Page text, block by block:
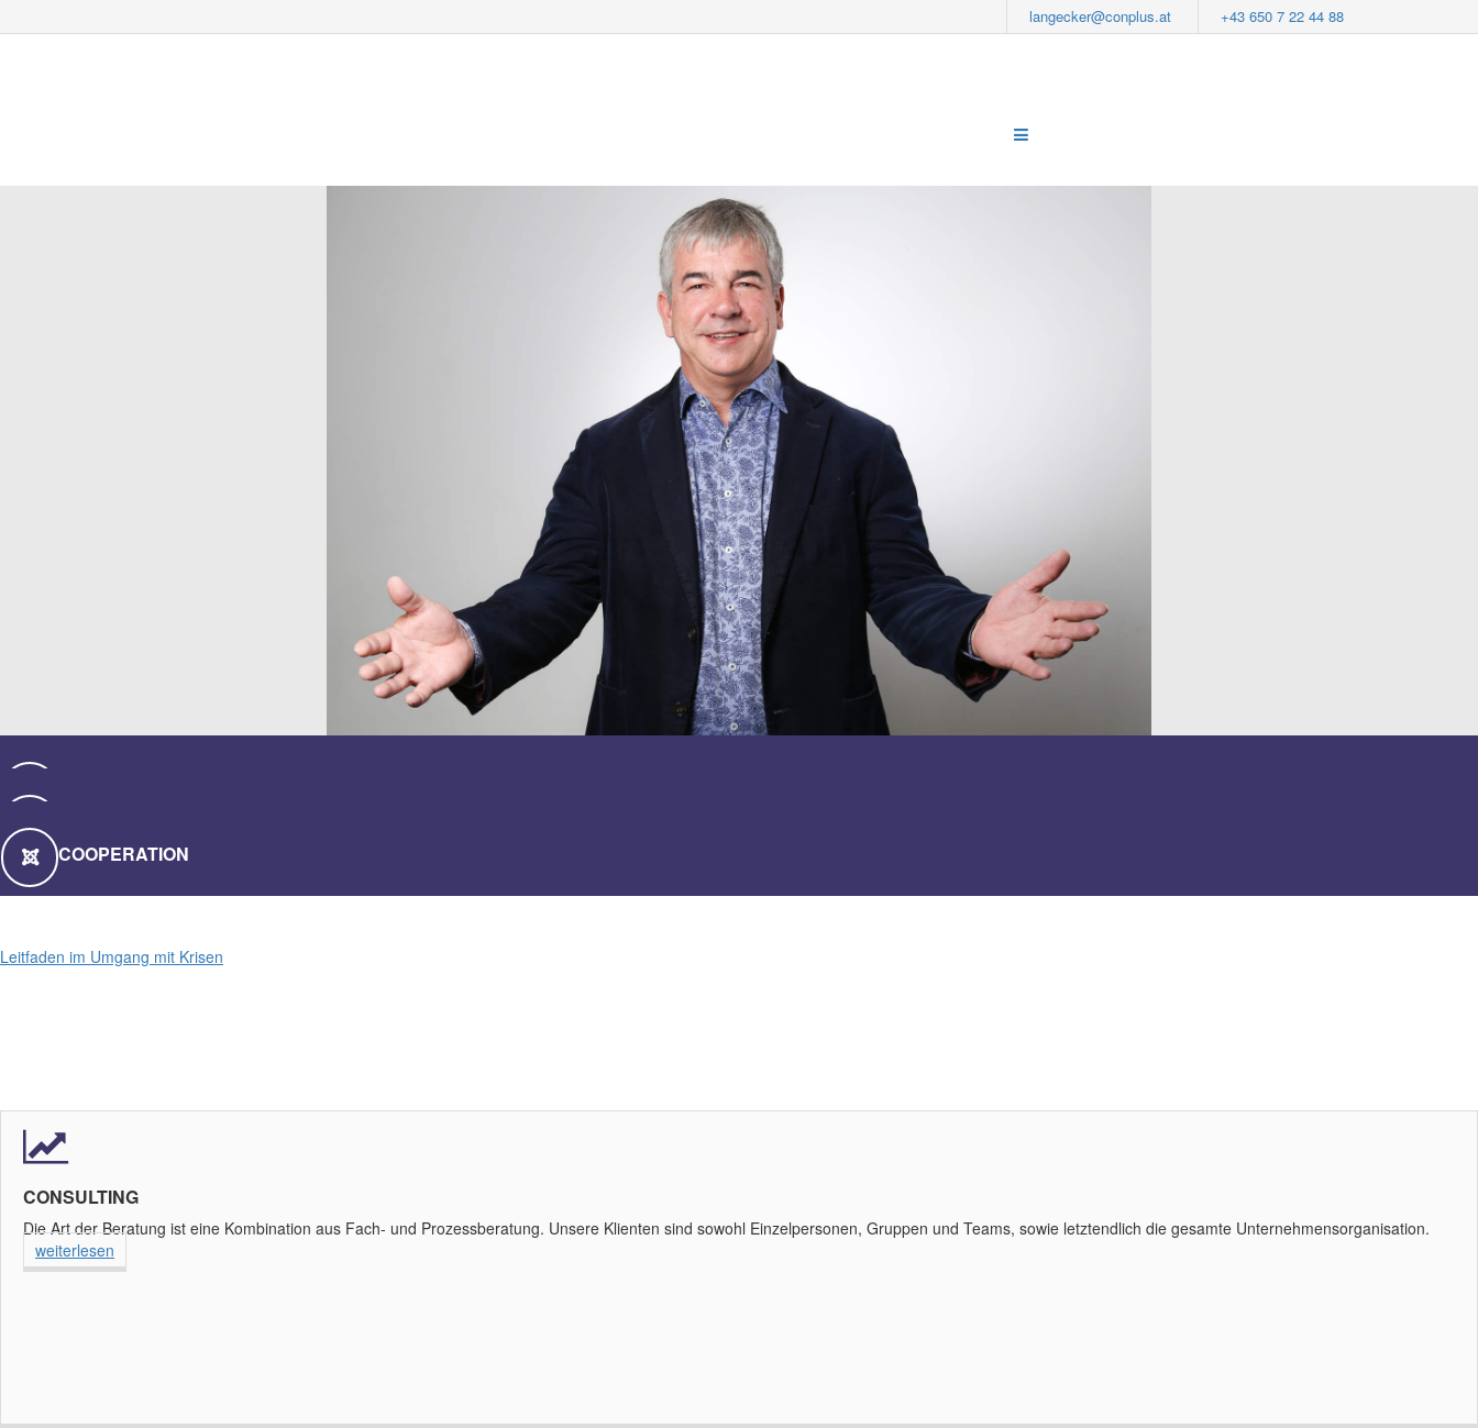
langecker@conplus.at +43 650 7 22 44 88
COOPERATION
Leitfaden im Umgang mit Krisen
CONSULTING
Die Art der Beratung ist eine Kombination aus Fach- und Prozessberatung. Unsere Klienten sind sowohl Einzelpersonen, Gruppen und Teams, sowie letztendlich die gesamte Unternehmensorganisation.
weiterlesen